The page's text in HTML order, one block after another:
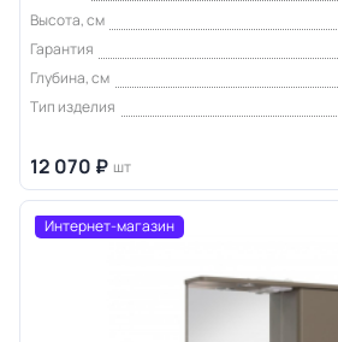
Высота, см
Гарантия
Глубина, см
Тип изделия
12 070 ₽ шт
Интернет-магазин